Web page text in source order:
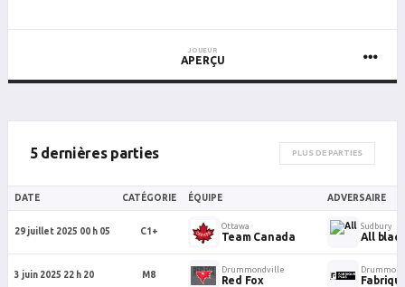
JOUEUR
APERÇU
5 dernières parties PLUS DE PARTIES
DATE CATÉGORIE ÉQUIPE ADVERSAIRE
29 juillet 2025 00 h 05 C1+
Ottawa
Team Canada
Sudbury
All black
3 juin 2025 22 h 20 M8
Drummondville
Red Fox